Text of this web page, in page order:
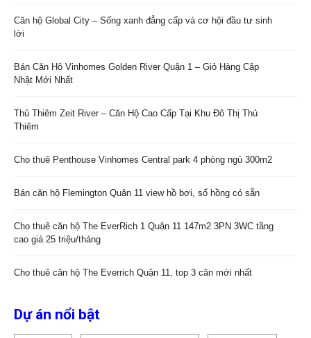
Căn hộ Global City – Sống xanh đẳng cấp và cơ hội đầu tư sinh
lời
Bán Căn Hộ Vinhomes Golden River Quận 1 – Giỏ Hàng Cập
Nhật Mới Nhất
Thủ Thiêm Zeit River – Căn Hộ Cao Cấp Tại Khu Đô Thị Thủ
Thiêm
Cho thuê Penthouse Vinhomes Central park 4 phòng ngủ 300m2
Bán căn hộ Flemington Quận 11 view hồ bơi, sổ hồng có sẵn
Cho thuê căn hộ The EverRich 1 Quận 11 147m2 3PN 3WC tầng
cao giá 25 triệu/tháng
Cho thuê căn hộ The Everrich Quận 11, top 3 căn mới nhất
Dự án nổi bật